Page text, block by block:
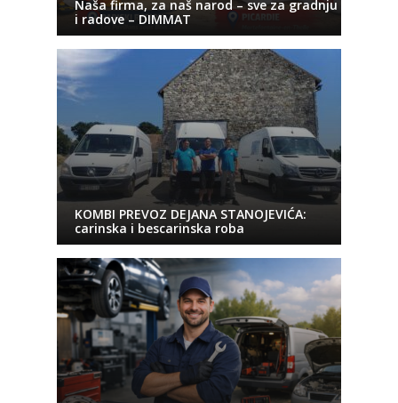
Naša firma, za naš narod – sve za gradnju
i radove – DIMMAT
KOMBI PREVOZ DEJANA STANOJEVIĆA:
carinska i bescarinska roba